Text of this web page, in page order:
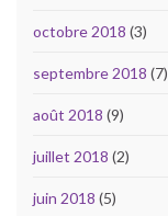
octobre 2018 (3)
septembre 2018 (7)
août 2018 (9)
juillet 2018 (2)
juin 2018 (5)